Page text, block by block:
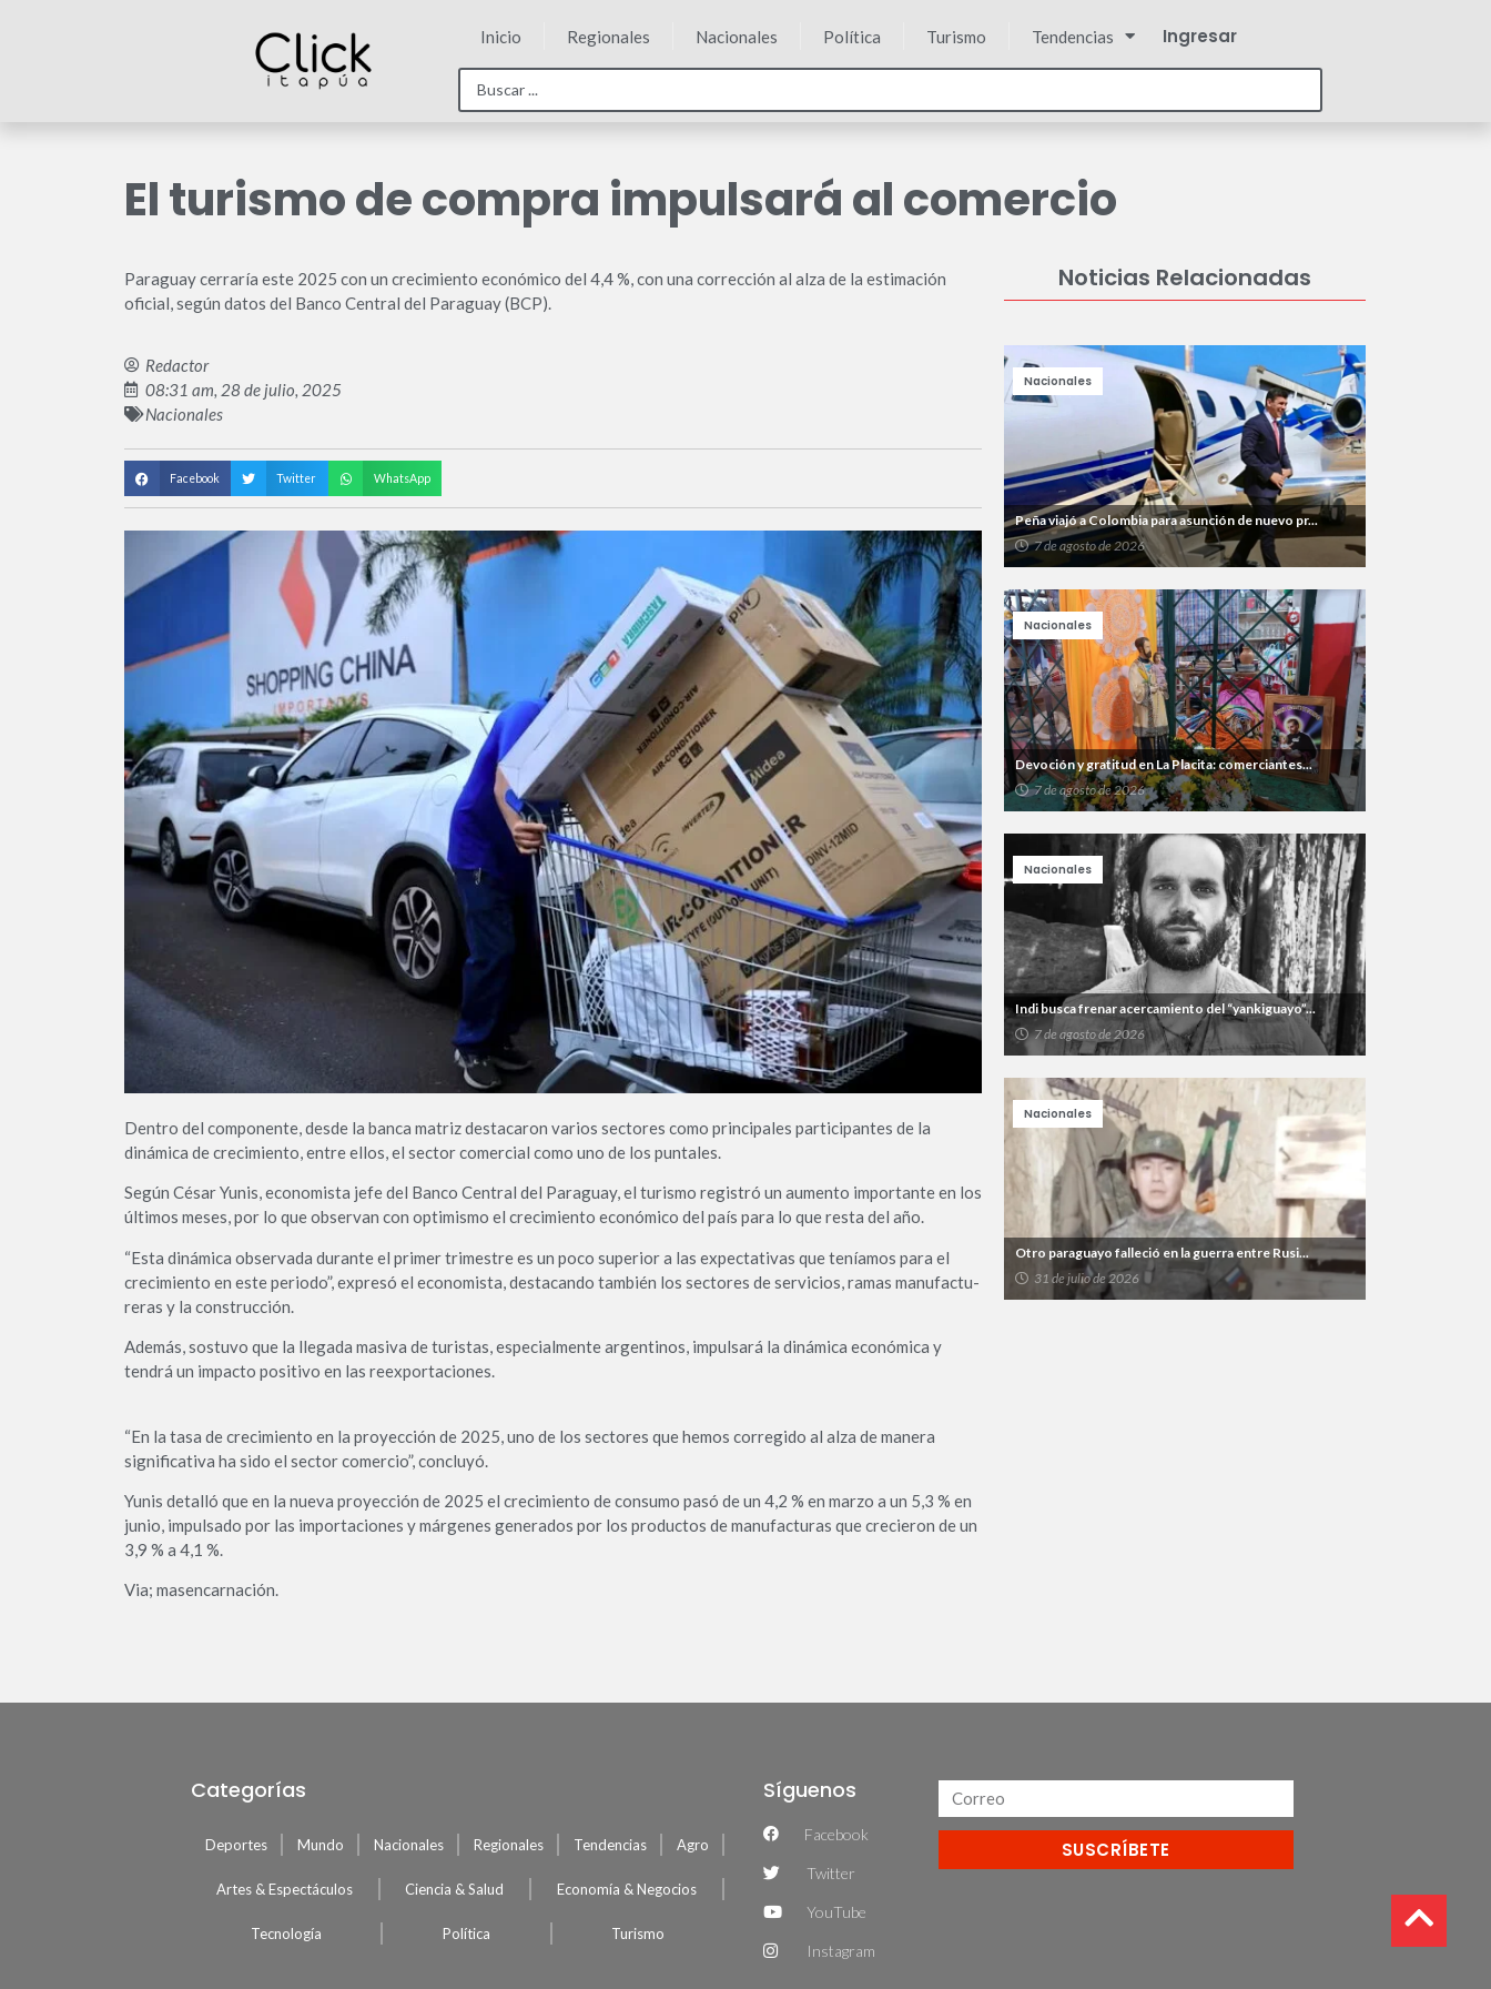
Inicio Regionales Nacionales Política Turismo Tendencias Ingresar
El turismo de compra impulsará al comercio
Paraguay cerraría este 2025 con un crecimiento econó­mico del 4,4 %, con una correc­ción al alza de la estimación
oficial, según datos del Banco Central del Paraguay (BCP).
Redactor
08:31 am, 28 de julio, 2025
Nacionales
Facebook Twitter WhatsApp
Dentro del componente, desde la banca matriz desta­caron varios sectores como principales participantes de la
dinámica de crecimiento, entre ellos, el sector comer­cial como uno de los punta­les.
Según César Yunis, econo­mista jefe del Banco Central del Paraguay, el turismo regis­tró un aumento importante en los
últimos meses, por lo que observan con optimismo el crecimiento económico del país para lo que resta del año.
“Esta dinámica observada durante el primer trimestre es un poco superior a las expec­tativas que teníamos para el
crecimiento en este periodo”, expresó el economista, desta­cando también los sectores de servicios, ramas manufactu­
reras y la construcción.
Además, sostuvo que la lle­gada masiva de turistas, espe­cialmente argentinos, impul­sará la dinámica económica y
tendrá un impacto positivo en las reexportaciones.
“En la tasa de crecimiento en la proyección de 2025, uno de los sectores que hemos corre­gido al alza de manera
signifi­cativa ha sido el sector comer­cio”, concluyó.
Yunis detalló que en la nueva proyección de 2025 el crecimiento de con­sumo pasó de un 4,2 % en marzo a un 5,3 % en
junio, impulsado por las importa­ciones y márgenes generados por los productos de manu­facturas que crecieron de un
3,9 % a 4,1 %.
Via; masencarnación.
Noticias Relacionadas
Peña viajó a Colombia para asunción de nuevo pr...
7 de agosto de 2026
Nacionales
Devoción y gratitud en La Placita: comerciantes...
7 de agosto de 2026
Nacionales
Indi busca frenar acercamiento del “yankiguayo”...
7 de agosto de 2026
Nacionales
Otro paraguayo falleció en la guerra entre Rusi...
31 de julio de 2026
Nacionales
Categorías
Deportes Mundo Nacionales Regionales Tendencias Agro
Artes & Espectáculos Ciencia & Salud Economía & Negocios
Tecnología Política Turismo
Síguenos
Facebook
Twitter
YouTube
Instagram
SUSCRÍBETE